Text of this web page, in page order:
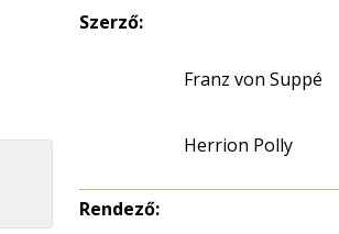
Szerző:
Franz von Suppé
Herrion Polly
Rendező: